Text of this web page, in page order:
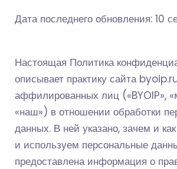
Дата последнего обновления: 10
Настоящая Политика
описывает практику сайта
аффилированных лиц («BYOIP»,
«наш») в отношении обработки
данных. В ней указано, зачем и
и используем персональные
предоставлена информация о